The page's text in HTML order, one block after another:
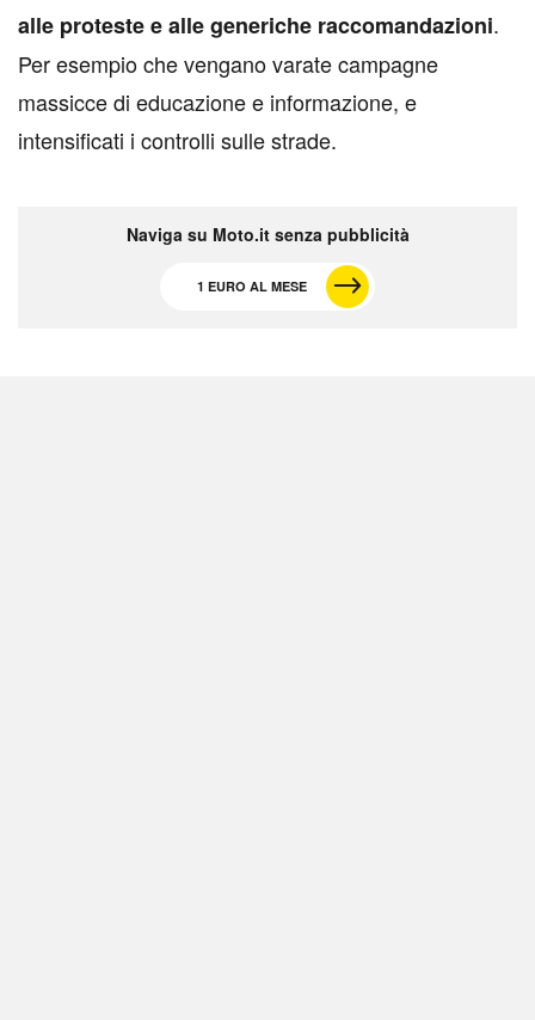
alle proteste e alle generiche raccomandazioni.
Per esempio che vengano varate campagne
massicce di educazione e informazione, e
intensificati i controlli sulle strade.
Naviga su Moto.it senza pubblicità
1 EURO AL MESE